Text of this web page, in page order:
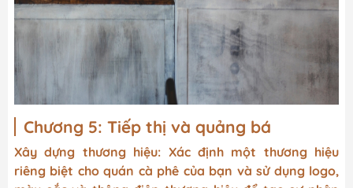
Chương 5: Tiếp thị và quảng bá
Xây dựng thương hiệu: Xác định một thương hiệu
riêng biệt cho quán cà phê của bạn và sử dụng logo,